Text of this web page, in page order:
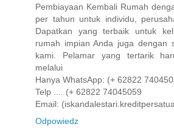
Pembiayaan Kembali Rumah
per tahun untuk individu,
Dapatkan yang terbaik untuk
rumah impian Anda juga dengan
kami. Pelamar yang tertarik
melalui
Hanya WhatsApp: (+ 62822
Telp .... (+ 62822 74045059
Email:
Odpowiedz